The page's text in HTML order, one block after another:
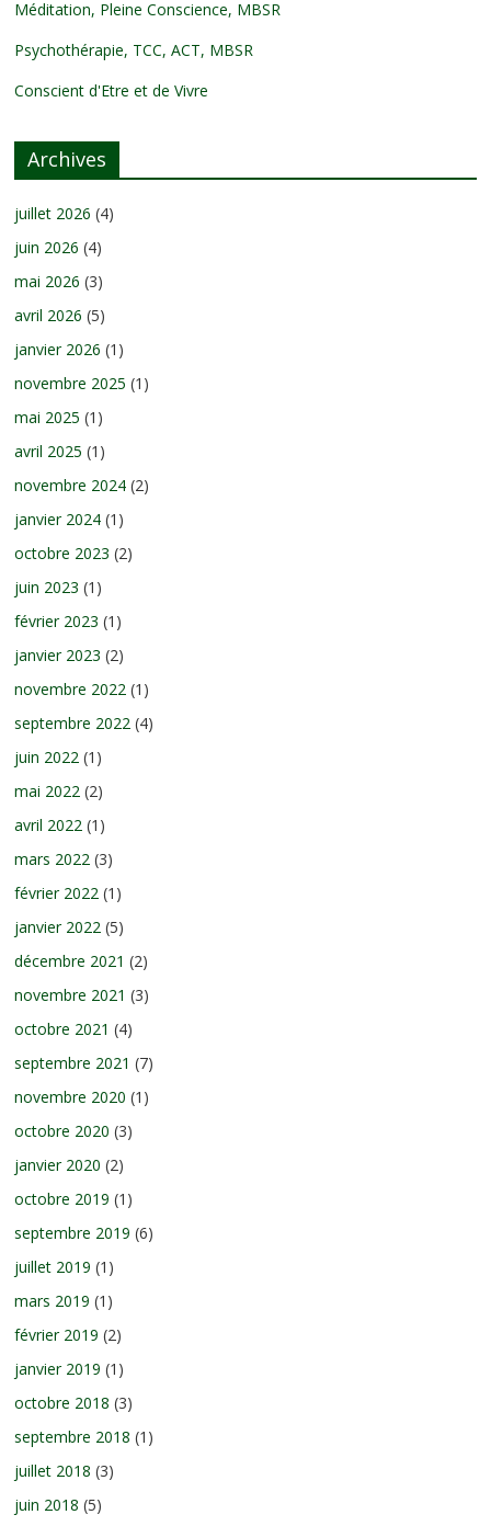
Méditation, Pleine Conscience, MBSR
Psychothérapie, TCC, ACT, MBSR
Conscient d'Etre et de Vivre
Archives
juillet 2026 (4)
juin 2026 (4)
mai 2026 (3)
avril 2026 (5)
janvier 2026 (1)
novembre 2025 (1)
mai 2025 (1)
avril 2025 (1)
novembre 2024 (2)
janvier 2024 (1)
octobre 2023 (2)
juin 2023 (1)
février 2023 (1)
janvier 2023 (2)
novembre 2022 (1)
septembre 2022 (4)
juin 2022 (1)
mai 2022 (2)
avril 2022 (1)
mars 2022 (3)
février 2022 (1)
janvier 2022 (5)
décembre 2021 (2)
novembre 2021 (3)
octobre 2021 (4)
septembre 2021 (7)
novembre 2020 (1)
octobre 2020 (3)
janvier 2020 (2)
octobre 2019 (1)
septembre 2019 (6)
juillet 2019 (1)
mars 2019 (1)
février 2019 (2)
janvier 2019 (1)
octobre 2018 (3)
septembre 2018 (1)
juillet 2018 (3)
juin 2018 (5)